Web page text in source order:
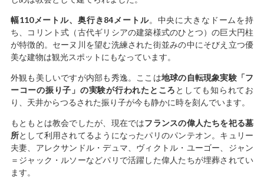
幅110メートル、奥行き84メートル。中央に大きなドームを持
ち、コリント式（古代ギリシアの建築様式のひとつ）の巨大円柱
が特徴的。セーヌ川を望む洗練された街並みの中にそびえ立つ優
美な建物は観光スポットにもなっています。
外観も美しいですが内部も秀逸。ここは地球の自転現象実験「フ
ーコーの振り子」の実験が行われたところ としても知られてお
り、天井からつるされた振り子が今も静かに時を刻んでいます。
もともとは教会でしたが、現在ではフランスの偉人たちを祀る墓
所として利用されてるようになったパリのパンテオン。キュリー
夫妻、アレクサンドル・デュマ、ヴィクトル・ユーゴー、ジャン
＝ジャック・ルソーなどパリで活躍した偉人たちが埋葬されてい
ます。